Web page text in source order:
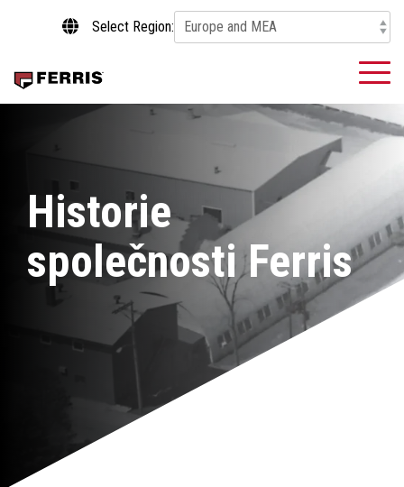
main
content.
Select Region:
Historie
společnosti Ferris